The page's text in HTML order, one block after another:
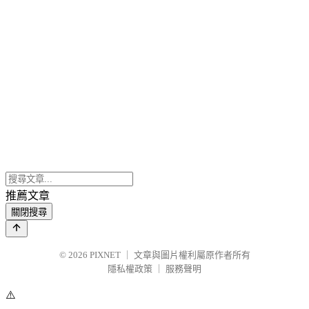
推薦文章
關閉搜尋
© 2026 PIXNET
文章與圖片權利屬原作者所有
隱私權政策
服務聲明
⚠️